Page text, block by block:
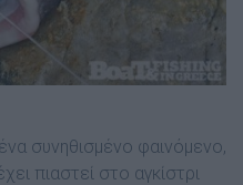
συνηθισµένο φαινόµενο,
πιαστεί στο αγκίστρι